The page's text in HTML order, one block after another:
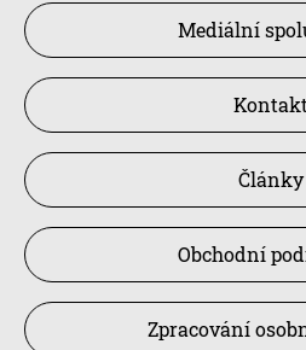
Mediální
Kontakt
Články
Obchodní
Zpracování